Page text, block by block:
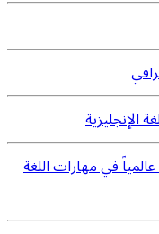
الإنجليزية
في مهارات اللغة